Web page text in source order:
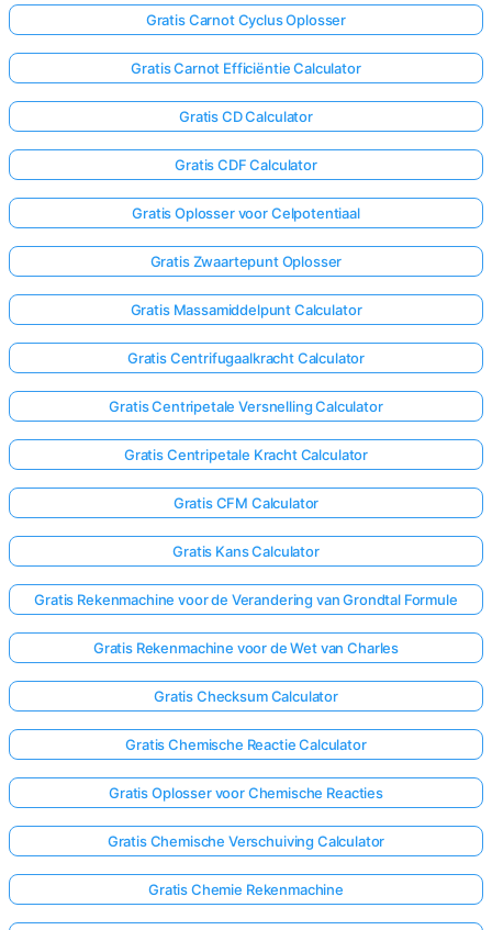
Gratis Carnot Cyclus Oplosser
Gratis Carnot Efficiëntie Calculator
Gratis CD Calculator
Gratis CDF Calculator
Gratis Oplosser voor Celpotentiaal
Gratis Zwaartepunt Oplosser
Gratis Massamiddelpunt Calculator
Gratis Centrifugaalkracht Calculator
Gratis Centripetale Versnelling Calculator
Gratis Centripetale Kracht Calculator
Gratis CFM Calculator
Gratis Kans Calculator
Gratis Rekenmachine voor de Verandering van Grondtal Formule
Gratis Rekenmachine voor de Wet van Charles
Gratis Checksum Calculator
Gratis Chemische Reactie Calculator
Gratis Oplosser voor Chemische Reacties
Gratis Chemische Verschuiving Calculator
Gratis Chemie Rekenmachine